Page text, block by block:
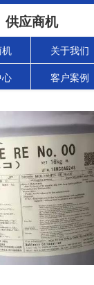
供应商机
机 关于我们
心 客户案例